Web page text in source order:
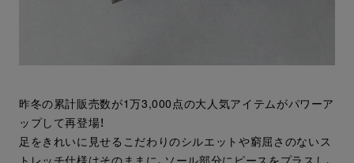
昨冬の累計販売数が1万3,000点の大人気アイテムがパワーア
ップして再登場！
足をきれいに見せるこだわりのシルエットや窮屈さのないス
トレッチ仕様はそのままに、ソール部分にピースをプラスし、